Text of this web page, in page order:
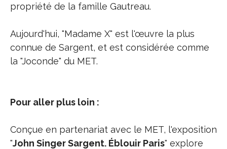
propriété de la famille Gautreau.
Aujourd'hui, "Madame X" est l'œuvre la plus
connue de Sargent, et est considérée comme
la "Joconde" du MET.
Pour aller plus loin :
Conçue en partenariat avec le MET, l'exposition
"John Singer Sargent. Éblouir Paris" explore